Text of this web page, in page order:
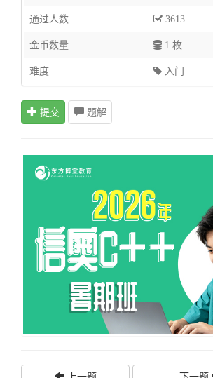
通过人数 3613
金币数量 1 枚
难度 入门
提交 题解